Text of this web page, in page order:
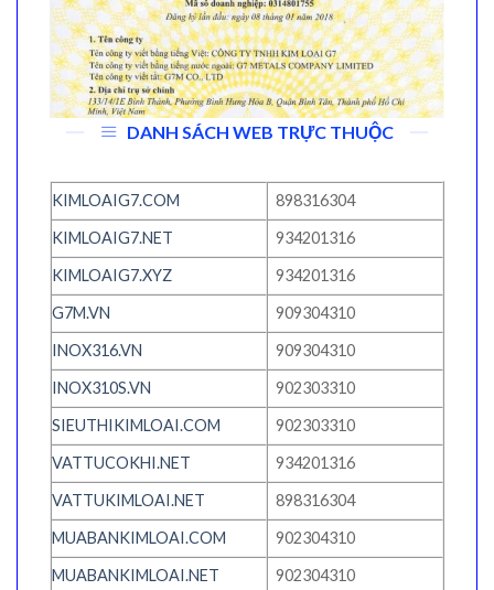
DANH SÁCH WEB TRỰC THUỘC
KIMLOAIG7.COM
898316304
KIMLOAIG7.NET
934201316
KIMLOAIG7.XYZ
934201316
G7M.VN
909304310
INOX316.VN
909304310
INOX310S.VN
902303310
SIEUTHIKIMLOAI.COM
902303310
VATTUCOKHI.NET
934201316
VATTUKIMLOAI.NET
898316304
MUABANKIMLOAI.COM
902304310
MUABANKIMLOAI.NET
902304310